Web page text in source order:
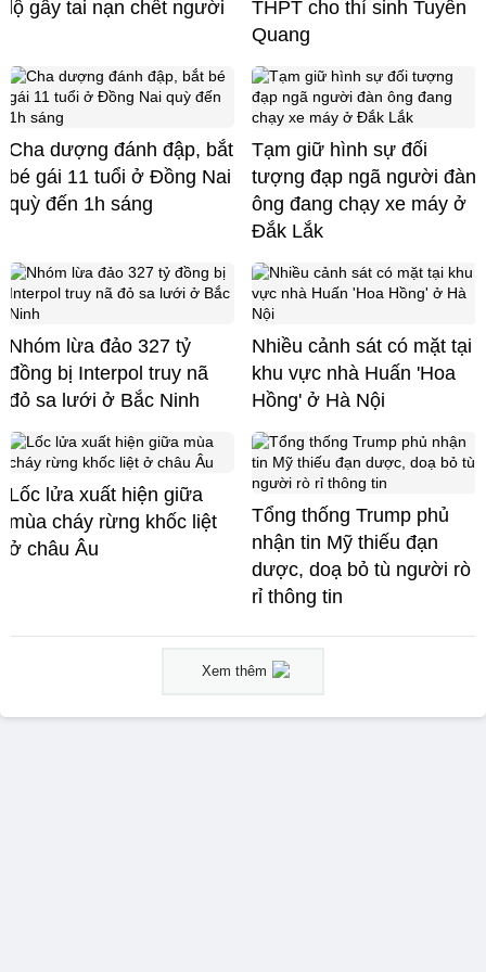
lộ gây tai nạn chết người
THPT cho thí sinh Tuyên
Quang
Cha dượng đánh đập, bắt
bé gái 11 tuổi ở Đồng Nai
quỳ đến 1h sáng
Tạm giữ hình sự đối
tượng đạp ngã người đàn
ông đang chạy xe máy ở
Đắk Lắk
Nhóm lừa đảo 327 tỷ
đồng bị Interpol truy nã
đỏ sa lưới ở Bắc Ninh
Nhiều cảnh sát có mặt tại
khu vực nhà Huấn 'Hoa
Hồng' ở Hà Nội
Lốc lửa xuất hiện giữa
mùa cháy rừng khốc liệt
ở châu Âu
Tổng thống Trump phủ
nhận tin Mỹ thiếu đạn
dược, doạ bỏ tù người rò
rỉ thông tin
Xem thêm